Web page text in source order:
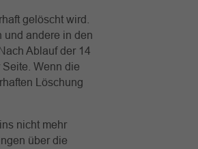
gelöscht wird.
und andere in den
Ablauf der 14
Wenn die
Löschung
nicht mehr
über die